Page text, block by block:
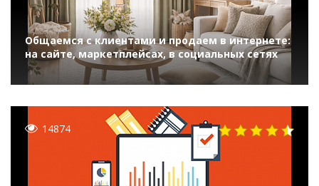
Общаемся с клиентами и продаем в интернете:
на сайте, маркетплейсах, в социальных сетях
14874